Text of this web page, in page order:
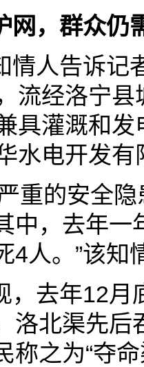
网，群众仍
情人告诉记
流经洛宁
具灌溉和
水电开发有
重的安全
中，去年一
4人。”该知
，去年12月
洛北渠先后
称之为“夺命